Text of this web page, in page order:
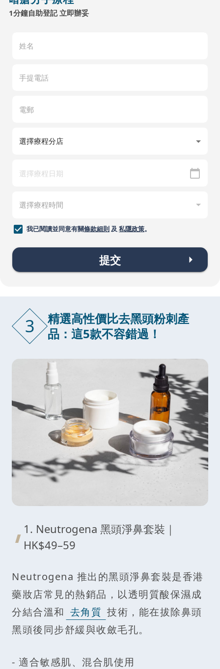
1分鐘自助登記 立即辦妥
我已閱讀並同意有關條款細則及 私隱政策。
提交
3
精選高性價比去黑頭粉刺產
品：這5款不容錯過！
1. Neutrogena 黑頭淨鼻套裝｜
HK$49–59
Neutrogena 推出的黑頭淨鼻套裝是香港
藥妝店常見的熱銷品，以透明質酸保濕成
分結合溫和 去角質 技術，能在拔除鼻頭
黑頭後同步舒緩與收斂毛孔。
- 適合敏感肌、混合肌使用